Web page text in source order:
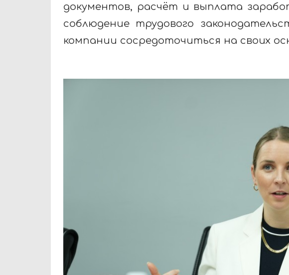
документов, расчёт и выплата
соблюдение трудового
компании сосредоточиться на своих